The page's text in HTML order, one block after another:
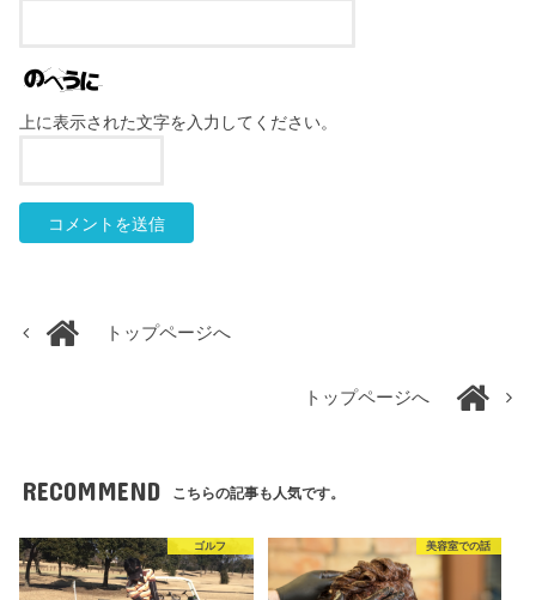
上に表示された文字を入力してください。
トップページへ
トップページへ
RECOMMEND こちらの記事も人気です。
ゴルフ 美容室での話